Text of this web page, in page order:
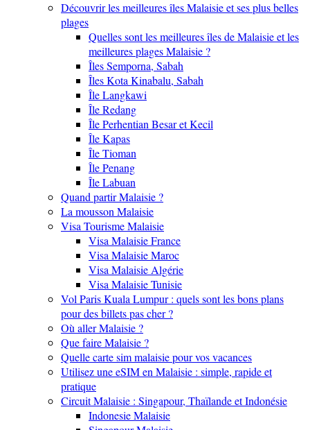
Découvrir les meilleures îles Malaisie et ses plus belles
plages
Quelles sont les meilleures îles de Malaisie et les
meilleures plages Malaisie ?
Îles Semporna, Sabah
Îles Kota Kinabalu, Sabah
Île Langkawi
Île Redang
Île Perhentian Besar et Kecil
Île Kapas
Île Tioman
Île Penang
Île Labuan
Quand partir Malaisie ?
La mousson Malaisie
Visa Tourisme Malaisie
Visa Malaisie France
Visa Malaisie Maroc
Visa Malaisie Algérie
Visa Malaisie Tunisie
Vol Paris Kuala Lumpur : quels sont les bons plans
pour des billets pas cher ?
Où aller Malaisie ?
Que faire Malaisie ?
Quelle carte sim malaisie pour vos vacances
Utilisez une eSIM en Malaisie : simple, rapide et
pratique
Circuit Malaisie : Singapour, Thaïlande et Indonésie
Indonesie Malaisie